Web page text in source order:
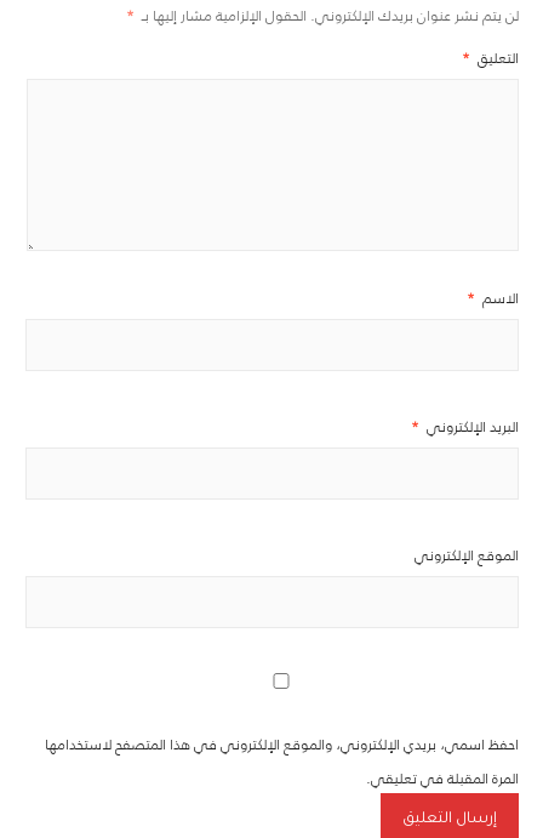
لن يتم نشر عنوان بريدك الإلكتروني. الحقول الإلزامية مشار إليها بـ *
التعليق *
الاسم *
البريد الإلكتروني *
الموقع الإلكتروني
احفظ اسمي، بريدي الإلكتروني، والموقع الإلكتروني في هذا المتصفح لاستخدامها
المرة المقبلة في تعليقي.